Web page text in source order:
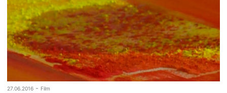
27.06.2016 - Film